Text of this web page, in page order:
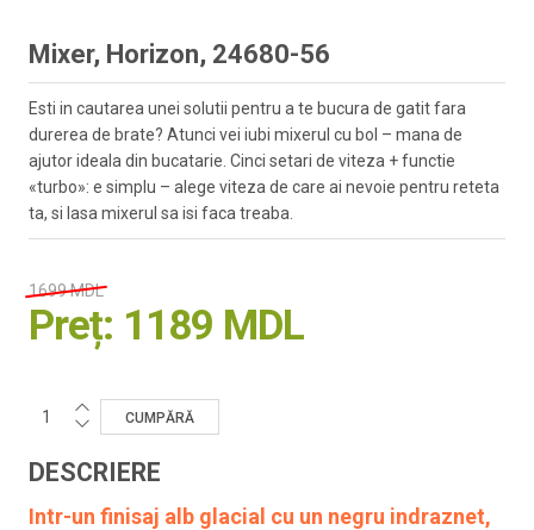
Mixer, Horizon, 24680-56
Esti in cautarea unei solutii pentru a te bucura de gatit fara
durerea de brate? Atunci vei iubi mixerul cu bol – mana de
ajutor ideala din bucatarie. Cinci setari de viteza + functie
«turbo»: e simplu – alege viteza de care ai nevoie pentru reteta
ta, si lasa mixerul sa isi faca treaba.
1699 MDL
Preț: 1189 MDL
DESCRIERE
Intr-un finisaj alb glacial cu un negru indraznet,